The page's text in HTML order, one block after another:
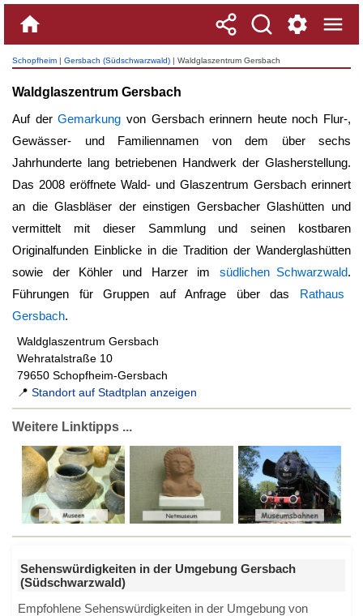
Schopfheim | Gersbach (Südschwarzwald) | Waldglaszentrum Gersbach
Waldglaszentrum Gersbach
Auf derGemarkung von Gersbach erinnern heute noch Flur-,
Gewässer- und Familiennamen von dem über sechs
Jahrhunderte lang betriebenen Handwerk der Glasherstellung.
Das 2008 eröffnete Wald- und Glaszentrum Gersbach erinnert
an die Glasbläser der einstigen Gersbacher Glashütten und
vermittelt mit dieser Sammlung und seinen kostbaren
Originalfunden Einblicke in die Tradition der Wanderglashütten
sowie der Köhler und Harzer im südlichen Schwarzwald.
Führungen für Gruppen auf Anfrage über das Rathaus
Gersbach.
Waldglaszentrum Gersbach
Wehratalstraße 10
79650 Schopfheim-Gersbach
📍 Standort auf Stadtplan anzeigen
Weitere Linktipps ...
Sehenswürdigkeiten in der Umgebung Gersbach
(Südschwarzwald)
Empfohlene Sehenswürdigkeiten in der Umgebung von